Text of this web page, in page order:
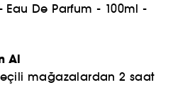
Eau De Parfum - 100ml -
Al
mağazalardan 2 saat